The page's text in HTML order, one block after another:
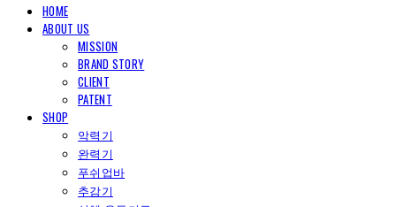
HOME
ABOUT US
MISSION
BRAND STORY
CLIENT
PATENT
SHOP
악력기
완력기
푸쉬업바
추감기